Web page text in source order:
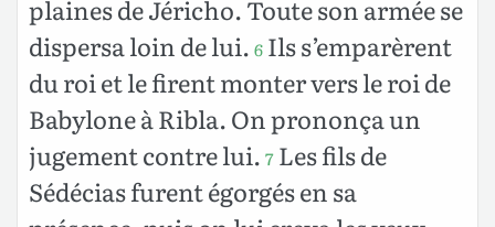
plaines de Jéricho. Toute son armée se
dispersa loin de lui. 6 Ils s’emparèrent
du roi et le firent monter vers le roi de
Babylone à Ribla. On prononça un
jugement contre lui. 7 Les fils de
Sédécias furent égorgés en sa